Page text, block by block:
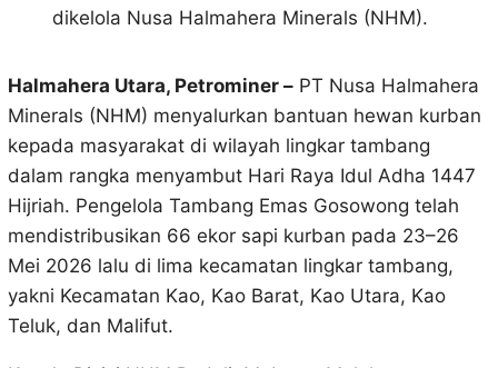
dikelola Nusa Halmahera Minerals (NHM).
Halmahera Utara, Petrominer –PT Nusa Halmahera
Minerals (NHM) menyalurkan bantuan hewan kurban
kepada masyarakat di wilayah lingkar tambang
dalam rangka menyambut Hari Raya Idul Adha 1447
Hijriah. Pengelola Tambang Emas Gosowong telah
mendistribusikan 66 ekor sapi kurban pada 23–26
Mei 2026 lalu di lima kecamatan lingkar tambang,
yakni Kecamatan Kao, Kao Barat, Kao Utara, Kao
Teluk, dan Malifut.